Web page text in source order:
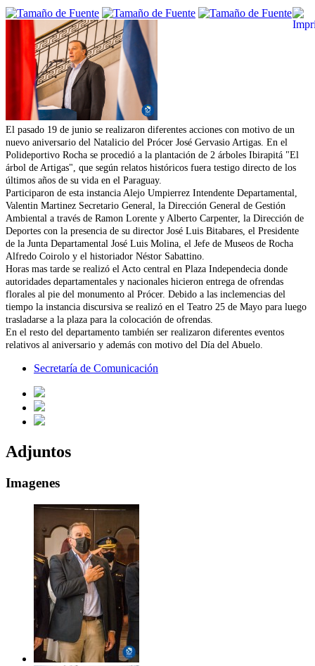
El pasado 19 de junio se realizaron diferentes acciones con motivo de un
nuevo aniversario del Natalicio del Prócer José Gervasio Artigas. En el
Polideportivo Rocha se procedió a la plantación de 2 árboles Ibirapitá "El
árbol de Artigas", que según relatos históricos fuera testigo directo de los
últimos años de su vida en el Paraguay.
Participaron de esta instancia Alejo Umpierrez Intendente Departamental,
Valentin Martinez Secretario General, la Dirección General de Gestión
Ambiental a través de Ramon Lorente y Alberto Carpenter, la Dirección de
Deportes con la presencia de su director José Luis Bitabares, el Presidente
de la Junta Departamental José Luis Molina, el Jefe de Museos de Rocha
Alfredo Coirolo y el historiador Néstor Sabattino.
Horas mas tarde se realizó el Acto central en Plaza Independecia donde
autoridades departamentales y nacionales hicieron entrega de ofrendas
florales al pie del monumento al Prócer. Debido a las inclemencias del
tiempo la instancia discursiva se realizó en el Teatro 25 de Mayo para luego
trasladarse a la plaza para la colocación de ofrendas.
En el resto del departamento también ser realizaron diferentes eventos
relativos al aniversario y además con motivo del Día del Abuelo.
Secretaría de Comunicación
Adjuntos
Imagenes